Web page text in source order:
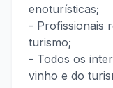
enoturísticas;
- Profissionais
turismo;
- Todos os
vinho e do